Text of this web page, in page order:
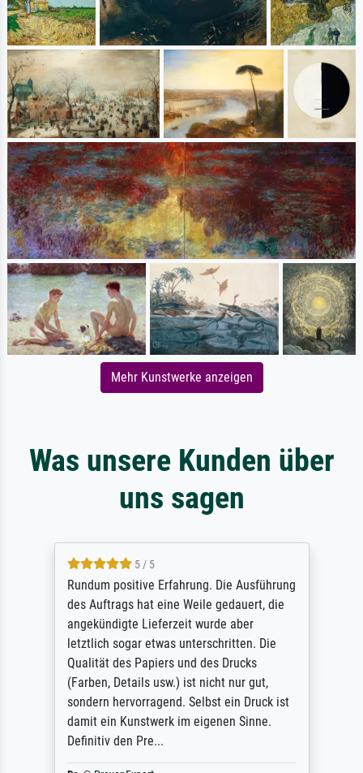
Mehr Kunstwerke anzeigen
Was unsere Kunden über
uns sagen
5 / 5
Rundum positive Erfahrung. Die Ausführung
des Auftrags hat eine Weile gedauert, die
angekündigte Lieferzeit wurde aber
letztlich sogar etwas unterschritten. Die
Qualität des Papiers und des Drucks
(Farben, Details usw.) ist nicht nur gut,
sondern hervorragend. Selbst ein Druck ist
damit ein Kunstwerk im eigenen Sinne.
Definitiv den Pre...